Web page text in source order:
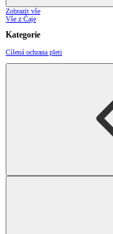
Zobrazit vše
Vše z Čaje
Kategorie
Cílená ochrana pleti